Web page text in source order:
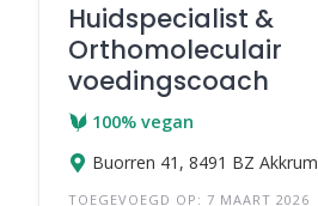
Huidspecialist &
Orthomoleculair
voedingscoach
100% vegan
Buorren 41, 8491 BZ Akkrum
TOEGEVOEGD OP: 7 MAART 2026